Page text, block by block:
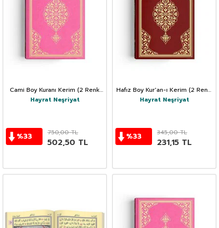
Cami Boy Kuranı Kerim (2 Renk
Pembe Mühürlü)
Hayrat Neşriyat
%33 750,00TL
502,50 TL
Hafız Boy Kur'an-ı Kerim (2 Renk,
Bordo, Mühürlü)
Hayrat Neşriyat
%33 345,00TL
231,15 TL